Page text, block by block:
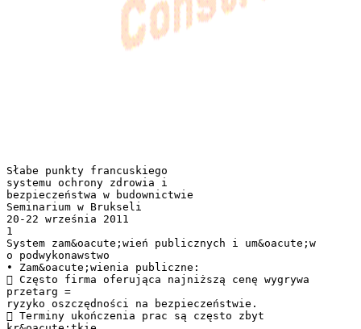
Słabe punkty francuskiego
systemu ochrony zdrowia i
bezpieczeństwa w budownictwie
Seminarium w Brukseli
20-22 września 2011
1
System zam&oacute;wień publicznych i um&oacute;w
o podwykonawstwo
• Zam&oacute;wienia publiczne:
 Często firma oferująca najniższą cenę wygrywa
przetarg =
ryzyko oszczędności na bezpieczeństwie.
 Terminy ukończenia prac są często zbyt